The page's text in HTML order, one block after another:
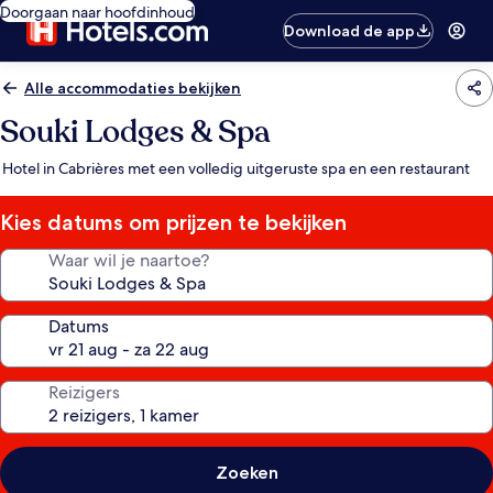
Doorgaan naar hoofdinhoud
Download de app
Alle accommodaties bekijken
Souki Lodges & Spa
Hotel in Cabrières met een volledig uitgeruste spa en een restaurant
Kies datums om prijzen te bekijken
Waar wil je naartoe?
Datums
Reizigers
Zoeken